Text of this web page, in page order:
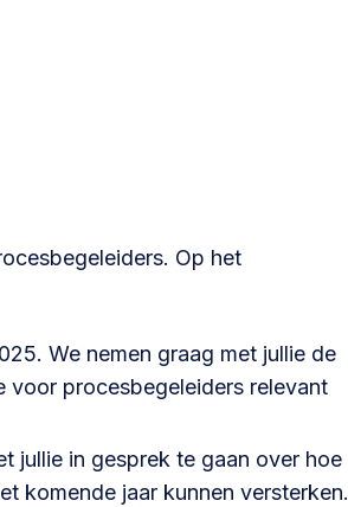
Op het
We nemen graag met jullie de
procesbegeleiders relevant
jullie in gesprek te gaan over hoe
komende jaar kunnen versterken.